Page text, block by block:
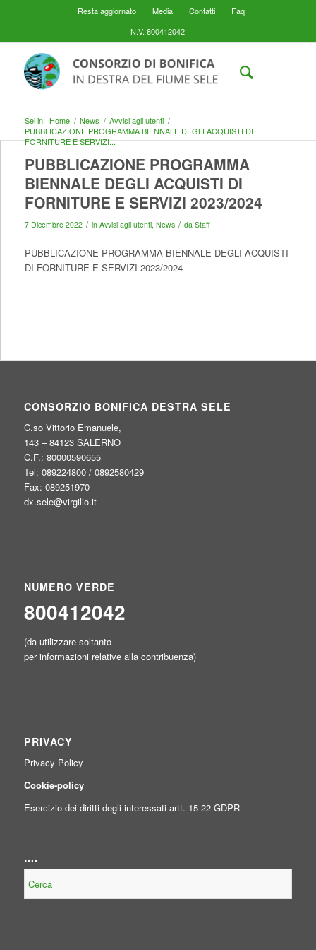
Resta aggiornato Media Contatti
Faq
N.V. 800412042
Sei in: Home / News / Avvisi agli utenti /
PUBBLICAZIONE PROGRAMMA BIENNALE DEGLI ACQUISTI DI
FORNITURE E SERVIZI...
PUBBLICAZIONE PROGRAMMA
BIENNALE DEGLI ACQUISTI DI
FORNITURE E SERVIZI 2023/2024
7 Dicembre 2022 / in Avvisi agli utenti, News / da Staff
PUBBLICAZIONE PROGRAMMA BIENNALE DEGLI ACQUISTI
DI FORNITURE E SERVIZI 2023/2024
CONSORZIO BONIFICA DESTRA SELE
C.so Vittorio Emanuele,
143 – 84123 SALERNO
C.F.: 80000590655
Tel: 089224800 / 0892580429
Fax: 089251970
dx.sele@virgilio.it
NUMERO VERDE
800412042
(da utilizzare soltanto
per informazioni relative alla contribuenza)
PRIVACY
Privacy Policy
Cookie-policy
Esercizio dei diritti degli interessati artt. 15-22 GDPR
….